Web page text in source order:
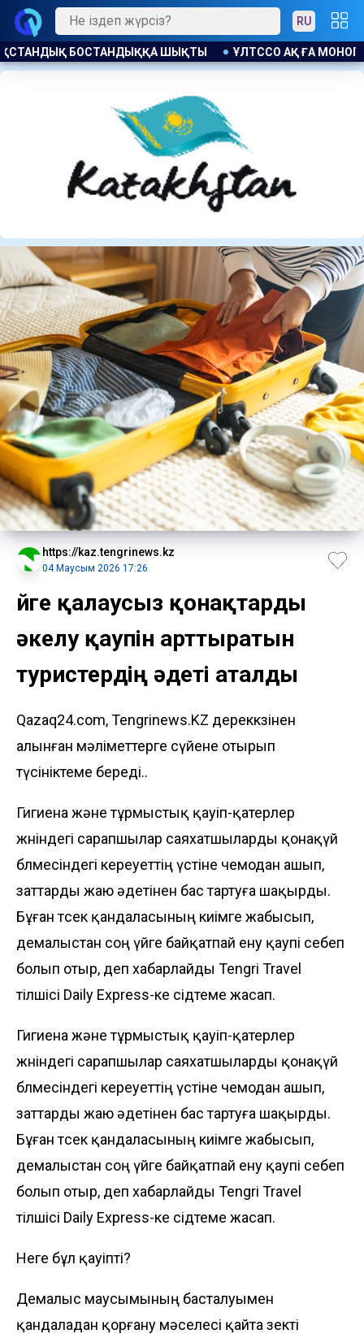
RU
АҚ ҒА МОНОПОЛИЯҒА ҚАРСЫ ЗАҢ БҰЗУШЫЛЫҚ ҮШІН
https://kaz.tengrinews.kz
04 Маусым 2026 17:26
Үйге қалаусыз қонақтарды
әкелу қаупін арттыратын
туристердің әдеті аталды
Qazaq24.com, Tengrinews.KZ дереккөзінен
алынған мәліметтерге сүйене отырып
түсініктеме береді..
Гигиена және тұрмыстық қауіп-қатерлер
жөніндегі сарапшылар саяхатшыларды қонақүй
бөлмесіндегі кереуеттің үстіне чемодан ашып,
заттарды жаю әдетінен бас тартуға шақырды.
Бұған төсек қандаласының киімге жабысып,
демалыстан соң үйге байқатпай ену қаупі себеп
болып отыр, деп хабарлайды Tengri Travel
тілшісі Daily Express-ке сідтеме жасап.
Гигиена және тұрмыстық қауіп-қатерлер
жөніндегі сарапшылар саяхатшыларды қонақүй
бөлмесіндегі кереуеттің үстіне чемодан ашып,
заттарды жаю әдетінен бас тартуға шақырды.
Бұған төсек қандаласының киімге жабысып,
демалыстан соң үйге байқатпай ену қаупі себеп
болып отыр, деп хабарлайды Tengri Travel
тілшісі Daily Express-ке сідтеме жасап.
Неге бұл қауіпті?
Демалыс маусымының басталуымен
қандаладан қорғану мәселесі қайта өзекті